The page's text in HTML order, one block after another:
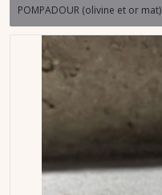
POMPADOUR (olivine et or mat)